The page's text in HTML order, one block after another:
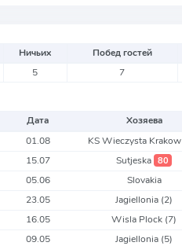
Ничьих Побед гостей
5 7
Дата Хозяева
01.08 KS Wieczysta Krakow
15.07 Sutjeska 80
05.06 Slovakia
23.05 Jagiellonia (2)
16.05 Wisla Plock (7)
09.05 Jagiellonia (5)